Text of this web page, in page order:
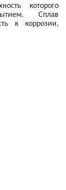
которого
Сплав
к коррозии,